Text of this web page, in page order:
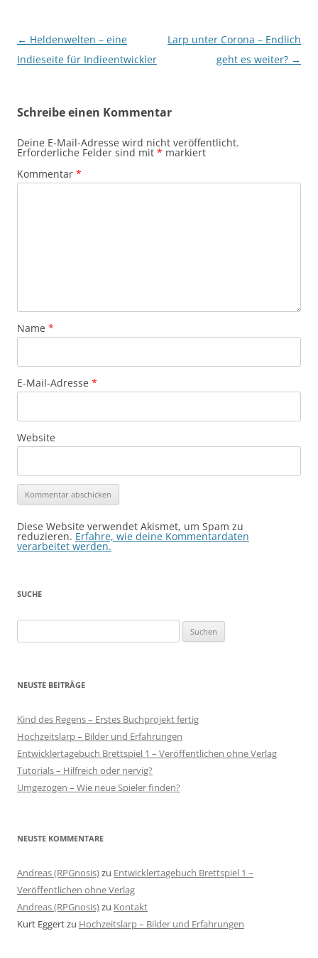
Beitragsnavigation
← Heldenwelten – eine
Indieseite für Indieentwickler
Larp unter Corona – Endlich
geht es weiter? →
Schreibe einen Kommentar
Deine E-Mail-Adresse wird nicht veröffentlicht.
Erforderliche Felder sind mit * markiert
Kommentar *
Name *
E-Mail-Adresse *
Website
Diese Website verwendet Akismet, um Spam zu
reduzieren. Erfahre, wie deine Kommentardaten
verarbeitet werden.
SUCHE
nach:
NEUSTE BEITRÄGE
Kind des Regens – Erstes Buchprojekt fertig
Hochzeitslarp – Bilder und Erfahrungen
Entwicklertagebuch Brettspiel 1 – Veröffentlichen ohne Verlag
Tutorials – Hilfreich oder nervig?
Umgezogen – Wie neue Spieler finden?
NEUSTE KOMMENTARE
Andreas (RPGnosis)zu Entwicklertagebuch Brettspiel 1 –
Veröffentlichen ohne Verlag
Andreas (RPGnosis)zu Kontakt
Kurt Eggertzu Hochzeitslarp – Bilder und Erfahrungen